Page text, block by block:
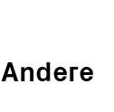
Andere